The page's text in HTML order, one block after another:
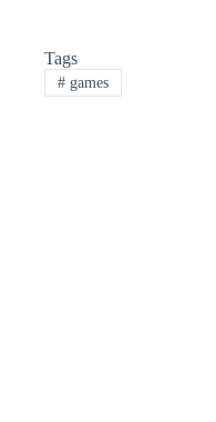
Tags
#games